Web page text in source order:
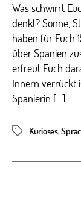
Was schwirrt
denkt? Sonne,
haben für Euch
über Spanien
erfreut Euch
Innern verrückt
Spanierin […]
Schlagwörter
Kurioses,